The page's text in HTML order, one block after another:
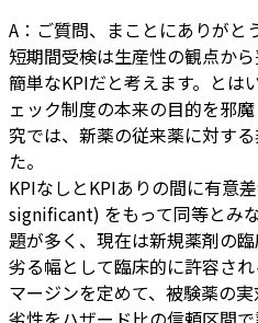
A：ご質問、まことにありがと
短期間受検は生産性の観点か
簡単なKPIだと考えます。とは
ェック制度の本来の目的を邪
究では、新薬の従来薬に対す
た。
KPIなしとKPIありの間に有意
significant) をもって同等とみ
題が多く、現在は新規薬剤の
劣る幅として臨床的に許容さ
マージンを定めて、被験薬の